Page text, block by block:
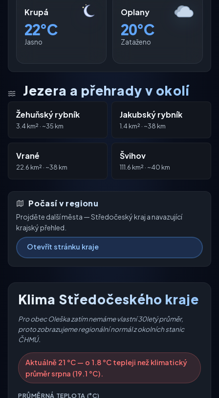
Krupá
22°C
Jasno
Oplany
20°C
Zataženo
Jezera a přehrady v okolí
Žehuňský rybník
3.4 km² · ~35 km
Jakubský rybník
1.4 km² · ~38 km
Vrané
22.6 km² · ~38 km
Švihov
111.6 km² · ~40 km
Počasí v regionu
Projděte další města — Středočeský kraj a navazující
krajský přehled.
Otevřít stránku kraje
Klima Středočeského kraje
Pro obec Oleška zatím nemáme vlastní 30letý průměr,
proto zobrazujeme regionální normál z okolních stanic
ČHMÚ.
Aktuálně 21 °C — o 1.8 °C tepleji než klimatický
průměr srpna (19.1 °C).
PRŮMĚRNÁ TEPLOTA (°C)